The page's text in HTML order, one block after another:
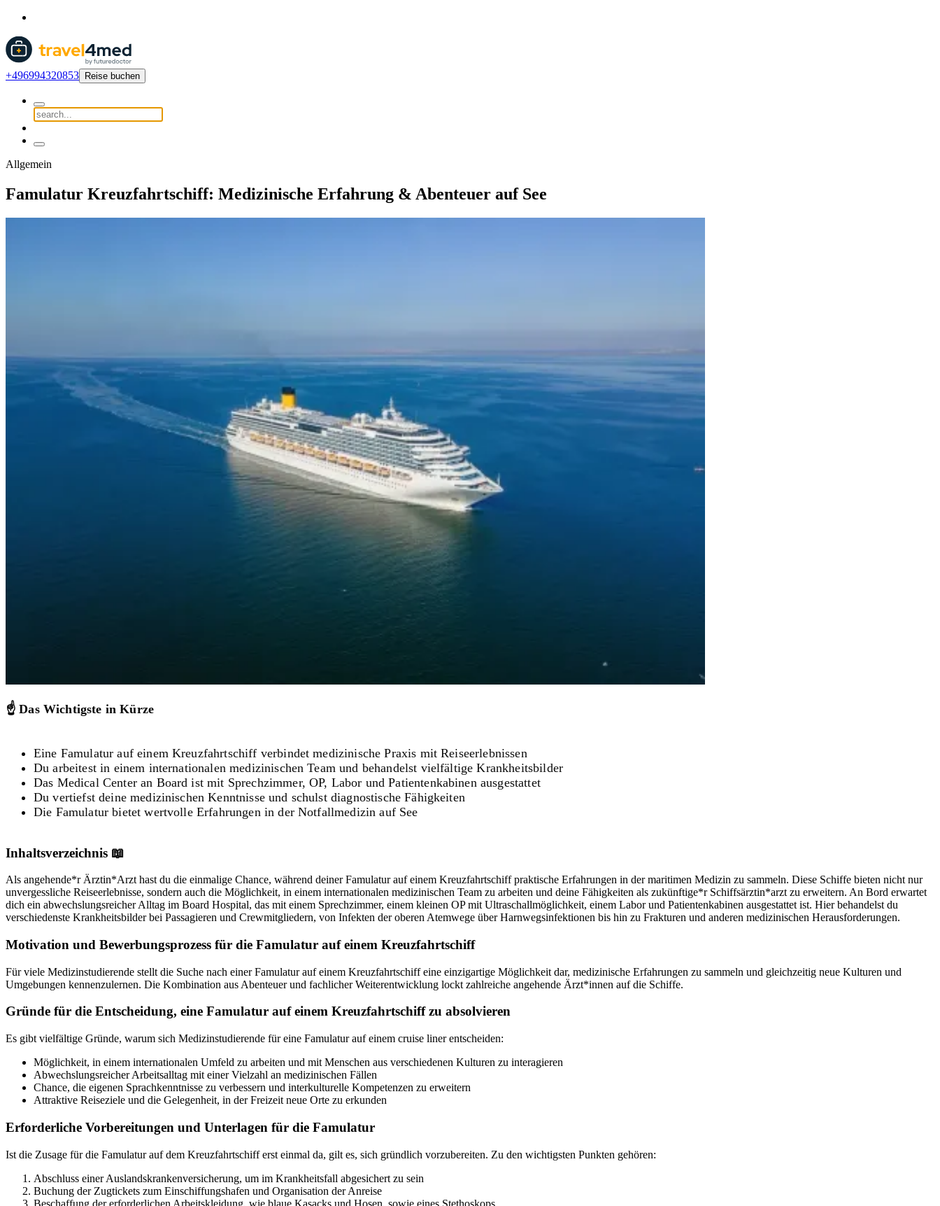
+496994320853 Reise buchen
Allgemein
Famulatur Kreuzfahrtschiff: Medizinische Erfahrung & Abenteuer auf See
☝️ Das Wichtigste in Kürze
Eine Famulatur auf einem Kreuzfahrtschiff verbindet medizinische Praxis mit Reiseerlebnissen
Du arbeitest in einem internationalen medizinischen Team und behandelst vielfältige Krankheitsbilder
Das Medical Center an Board ist mit Sprechzimmer, OP, Labor und Patientenkabinen ausgestattet
Du vertiefst deine medizinischen Kenntnisse und schulst diagnostische Fähigkeiten
Die Famulatur bietet wertvolle Erfahrungen in der Notfallmedizin auf See
Inhaltsverzeichnis 📖
Als angehende*r Ärztin*Arzt hast du die einmalige Chance, während deiner Famulatur auf einem Kreuzfahrtschiff praktische Erfahrungen in der maritimen Medizin zu sammeln. Diese Schiffe bieten nicht nur
unvergessliche Reiseerlebnisse, sondern auch die Möglichkeit, in einem internationalen medizinischen Team zu arbeiten und deine Fähigkeiten als zukünftige*r Schiffsärztin*arzt zu erweitern. An Bord erwartet
dich ein abwechslungsreicher Alltag im Board Hospital, das mit einem Sprechzimmer, einem kleinen OP mit Ultraschallmöglichkeit, einem Labor und Patientenkabinen ausgestattet ist. Hier behandelst du
verschiedenste Krankheitsbilder bei Passagieren und Crewmitgliedern, von Infekten der oberen Atemwege über Harnwegsinfektionen bis hin zu Frakturen und anderen medizinischen Herausforderungen.
Motivation und Bewerbungsprozess für die Famulatur auf einem Kreuzfahrtschiff
Für viele Medizinstudierende stellt die Suche nach einer Famulatur auf einem Kreuzfahrtschiff eine einzigartige Möglichkeit dar, medizinische Erfahrungen zu sammeln und gleichzeitig neue Kulturen und
Umgebungen kennenzulernen. Die Kombination aus Abenteuer und fachlicher Weiterentwicklung lockt zahlreiche angehende Ärzt*innen auf die Schiffe.
Gründe für die Entscheidung, eine Famulatur auf einem Kreuzfahrtschiff zu absolvieren
Es gibt vielfältige Gründe, warum sich Medizinstudierende für eine Famulatur auf einem cruise liner entscheiden:
Möglichkeit, in einem internationalen Umfeld zu arbeiten und mit Menschen aus verschiedenen Kulturen zu interagieren
Abwechslungsreicher Arbeitsalltag mit einer Vielzahl an medizinischen Fällen
Chance, die eigenen Sprachkenntnisse zu verbessern und interkulturelle Kompetenzen zu erweitern
Attraktive Reiseziele und die Gelegenheit, in der Freizeit neue Orte zu erkunden
Erforderliche Vorbereitungen und Unterlagen für die Famulatur
Ist die Zusage für die Famulatur auf dem Kreuzfahrtschiff erst einmal da, gilt es, sich gründlich vorzubereiten. Zu den wichtigsten Punkten gehören:
Abschluss einer Auslandskrankenversicherung, um im Krankheitsfall abgesichert zu sein
Buchung der Zugtickets zum Einschiffungshafen und Organisation der Anreise
Beschaffung der erforderlichen Arbeitskleidung, wie blaue Kasacks und Hosen, sowie eines Stethoskops